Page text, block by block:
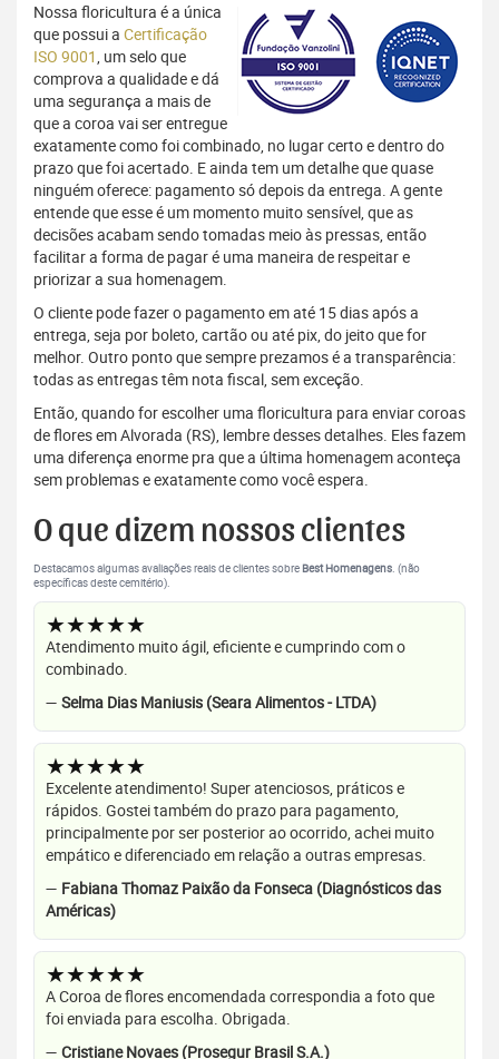
Nossa floricultura é a única
que possui a Certificação
ISO 9001, um selo que
comprova a qualidade e dá
uma segurança a mais de
que a coroa vai ser entregue
exatamente como foi combinado, no lugar certo e dentro do
prazo que foi acertado. E ainda tem um detalhe que quase
ninguém oferece: pagamento só depois da entrega. A gente
entende que esse é um momento muito sensível, que as
decisões acabam sendo tomadas meio às pressas, então
facilitar a forma de pagar é uma maneira de respeitar e
priorizar a sua homenagem.
O cliente pode fazer o pagamento em até 15 dias após a
entrega, seja por boleto, cartão ou até pix, do jeito que for
melhor. Outro ponto que sempre prezamos é a transparência:
todas as entregas têm nota fiscal, sem exceção.
Então, quando for escolher uma floricultura para enviar coroas
de flores em Alvorada (RS), lembre desses detalhes. Eles fazem
uma diferença enorme pra que a última homenagem aconteça
sem problemas e exatamente como você espera.
O que dizem nossos clientes
Destacamos algumas avaliações reais de clientes sobre Best Homenagens. (não
específicas deste cemitério).
★★★★★
Atendimento muito ágil, eficiente e cumprindo com o
combinado.
— Selma Dias Maniusis (Seara Alimentos - LTDA)
★★★★★
Excelente atendimento! Super atenciosos, práticos e
rápidos. Gostei também do prazo para pagamento,
principalmente por ser posterior ao ocorrido, achei muito
empático e diferenciado em relação a outras empresas.
— Fabiana Thomaz Paixão da Fonseca (Diagnósticos das
Américas)
★★★★★
A Coroa de flores encomendada correspondia a foto que
foi enviada para escolha. Obrigada.
— Cristiane Novaes (Prosegur Brasil S.A.)